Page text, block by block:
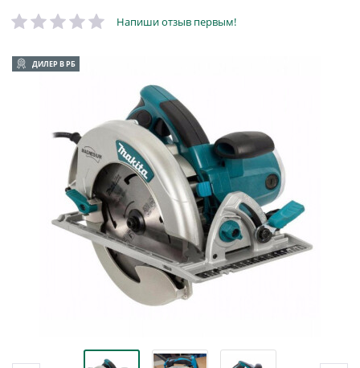
Напиши отзыв первым!
ДИЛЕР В РБ